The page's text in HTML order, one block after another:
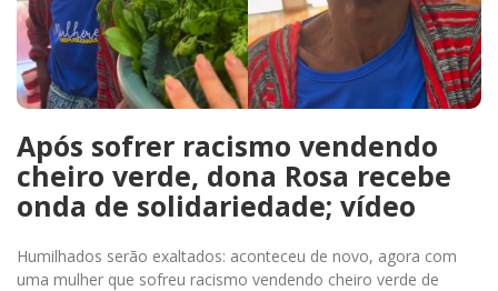
Após sofrer racismo vendendo
cheiro verde, dona Rosa recebe
onda de solidariedade; vídeo
Humilhados serão exaltados: aconteceu de novo, agora com
uma mulher que sofreu racismo vendendo cheiro verde de